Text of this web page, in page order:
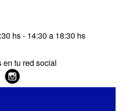
hs - 14:30 a 18:30 hs
en tu red social